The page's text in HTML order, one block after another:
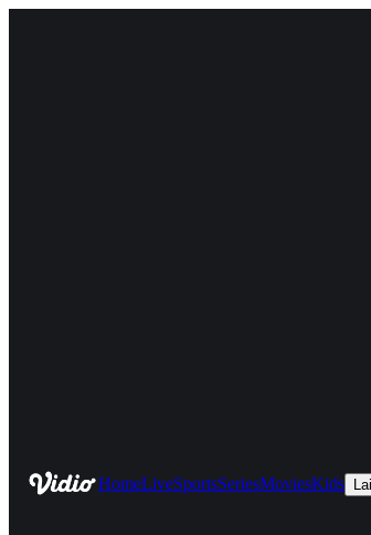
HomeLiveSportsSeriesMoviesKids